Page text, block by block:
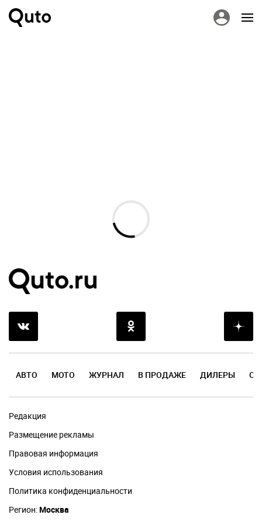
АВТО МОТО ЖУРНАЛ В ПРОДАЖЕ ДИЛЕРЫ
Редакция
Размещение рекламы
Правовая информация
Условия использования
Политика конфиденциальности
Регион:Москва